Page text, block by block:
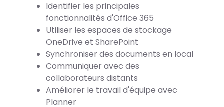
Identifier les principales
fonctionnalités d'Office 365
Utiliser les espaces de stockage
OneDrive et SharePoint
Synchroniser des documents en local
Communiquer avec des
collaborateurs distants
Améliorer le travail d'équipe avec
Planner